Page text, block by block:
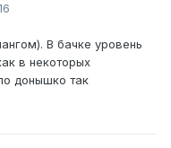
В бачке уровень
в некоторых
донышко так